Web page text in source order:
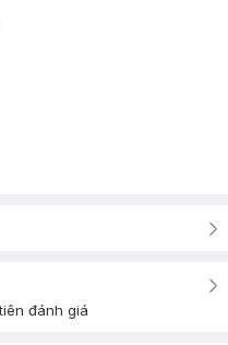
đánh giá